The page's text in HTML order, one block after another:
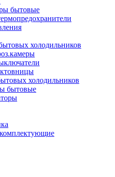
бытовые
холодильников
холодильников
бытовые